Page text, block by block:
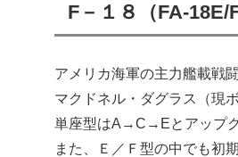
F－１８（FA-18E/
アメリカ海軍の主力艦載戦闘
マクドネル・ダグラス（現
単座型はA→C→Eとアップ
また、Ｅ／Ｆ型の中でも初